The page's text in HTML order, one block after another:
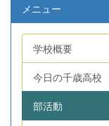
メニュー
学校概要
今日の千歳高校
部活動